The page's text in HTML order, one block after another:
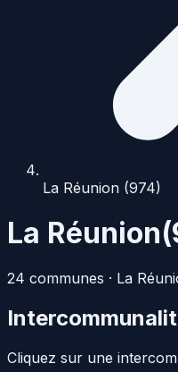
La Réunion (974)
La Réunion(
24 communes · La
Cliquez sur une